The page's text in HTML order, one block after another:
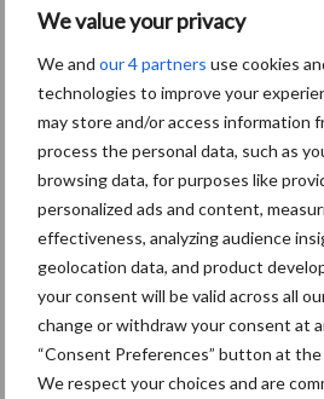
We value your privacy
We and our 4 partners use cookies
technologies to improve your
may store and/or access information
process the personal data, such as
browsing data, for purposes like
personalized ads and content,
effectiveness, analyzing audience
geolocation data, and product
your consent will be valid across all
change or withdraw your consent at
“Consent Preferences” button at
We respect your choices and are
de risico’s
Hervorming
mitsen en
Thema's Vakpartners